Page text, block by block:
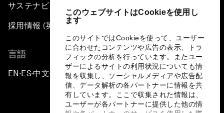
このウェブサイトはCookieを使用し
ます
このサイトではCookieを使って、ユーザー
に合わせたコンテンツや広告の表示、トラ
フィックの分析を行っています。またユー
ザーによるサイトの利用状況についても情
報を収集し、ソーシャルメディアや広告配
信、データ解析の各パートナーに情報を共
有しています。ここで収集された情報は、
ユーザーが各パートナーに提供した他の情
サステナビリティへの取り組み
採用情報 (英語のみ)
言語
EN ▪ES▪中文▪ 日本語